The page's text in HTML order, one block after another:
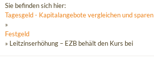
Sie befinden sich hier:
Tagesgeld - Kapitalangebote vergleichen und sparen
»
Festgeld
» Leitzinserhöhung – EZB behält den Kurs bei